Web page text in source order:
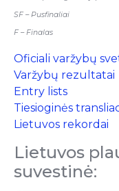
SF – Pusfinaliai
F – Finalas
Oficiali varžybų
Varžybų rezultatai
Entry lists
Tiesioginės
Lietuvos rekordai
Lietuvos
suvestinė: